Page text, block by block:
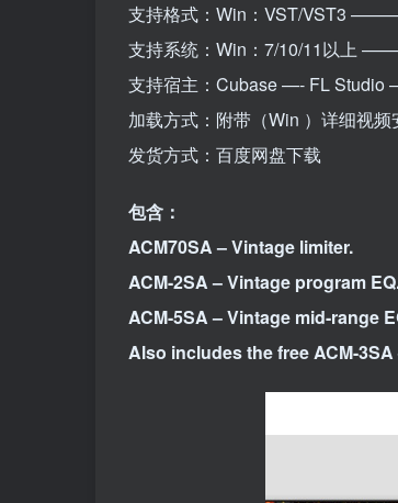
支持格式：Win：VST/VST3
支持系统：Win：7/10/11以上
支持宿主：Cubase —- FL
加载方式：附带（Win ）详细视频
发货方式：百度网盘下载
包含：
ACM70SA – Vintage limiter.
ACM-2SA – Vintage program
ACM-5SA – Vintage mid-range
Also includes the free ACM-